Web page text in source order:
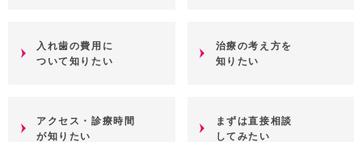
入れ歯の費用に
ついて知りたい
治療の考え方を
知りたい
アクセス・診療時間
が知りたい
まずは直接相談
してみたい